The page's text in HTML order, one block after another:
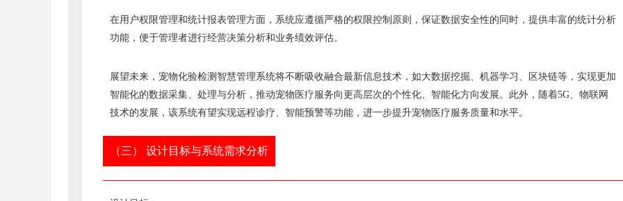
在用户权限管理和统计报表管理方面，系统应遵循严格的权限控制原则，保证数据安全性的同时，提供丰富的统计分析
功能，便于管理者进行经营决策分析和业务绩效评估。
展望未来，宠物化验检测智慧管理系统将不断吸收融合最新信息技术，如大数据挖掘、机器学习、区块链等，实现更加
智能化的数据采集、处理与分析，推动宠物医疗服务向更高层次的个性化、智能化方向发展。此外，随着5G、物联网
技术的发展，该系统有望实现远程诊疗、智能预警等功能，进一步提升宠物医疗服务质量和水平。
（三） 设计目标与系统需求分析